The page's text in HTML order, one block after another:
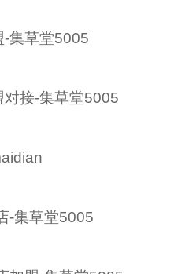
-集草堂5005
接-集草堂5005
-集草堂5005